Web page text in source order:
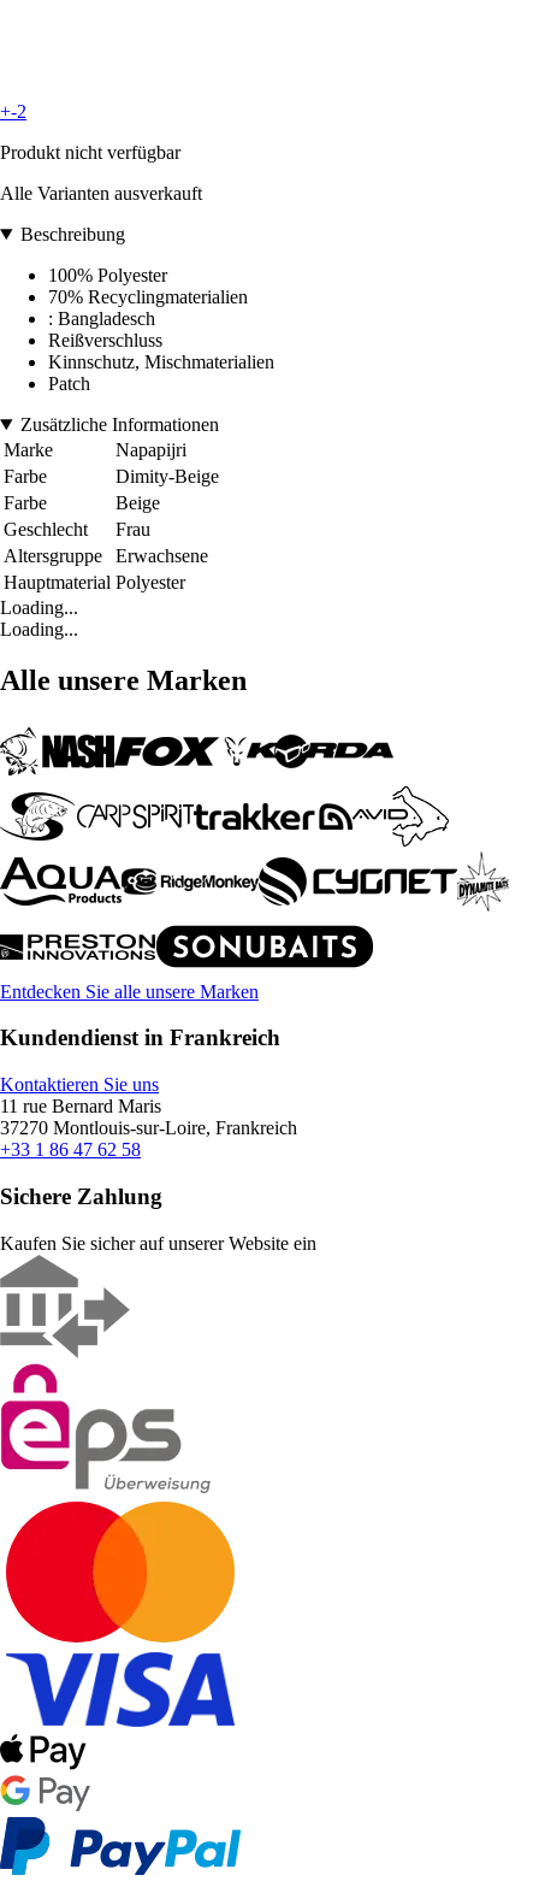
+-2
Produkt nicht verfügbar
Alle Varianten ausverkauft
Beschreibung
100% Polyester
70% Recyclingmaterialien
: Bangladesch
Reißverschluss
Kinnschutz, Mischmaterialien
Patch
Zusätzliche Informationen
Marke
Napapijri
Farbe
Dimity-Beige
Farbe
Beige
Geschlecht
Frau
Altersgruppe
Erwachsene
Hauptmaterial Polyester
Loading...
Loading...
Alle unsere Marken
Entdecken Sie alle unsere Marken
Kundendienst in Frankreich
Kontaktieren Sie uns
11 rue Bernard Maris
37270 Montlouis-sur-Loire, Frankreich
+33 1 86 47 62 58
Sichere Zahlung
Kaufen Sie sicher auf unserer Website ein